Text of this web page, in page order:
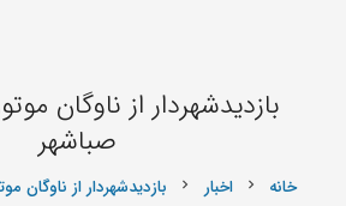
بازدیدشهردار از ناوگان
صباشهر
خانه chevron_right اخبار chevron_right بازدیدشهردار از ناوگان